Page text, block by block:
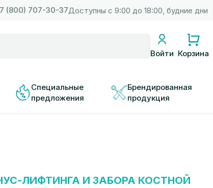
(800) 707-30-37Доступны с 9:00 до 18:00, будние дни
Войти Корзина
Специальные
предложения
Брендированная
продукция
ЛИФТИНГА И ЗАБОРА КОСТНОЙ